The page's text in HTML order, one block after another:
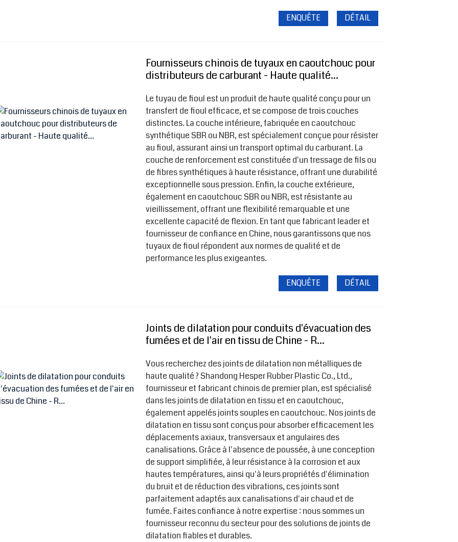
ENQUÊTE DÉTAIL
Fournisseurs chinois de tuyaux en caoutchouc pour
distributeurs de carburant - Haute qualité...
Le tuyau de fioul est un produit de haute qualité conçu pour un
transfert de fioul efficace, et se compose de trois couches
distinctes. La couche intérieure, fabriquée en caoutchouc
synthétique SBR ou NBR, est spécialement conçue pour résister
au fioul, assurant ainsi un transport optimal du carburant. La
couche de renforcement est constituée d'un tressage de fils ou
de fibres synthétiques à haute résistance, offrant une durabilité
exceptionnelle sous pression. Enfin, la couche extérieure,
également en caoutchouc SBR ou NBR, est résistante au
vieillissement, offrant une flexibilité remarquable et une
excellente capacité de flexion. En tant que fabricant leader et
fournisseur de confiance en Chine, nous garantissons que nos
tuyaux de fioul répondent aux normes de qualité et de
performance les plus exigeantes.
ENQUÊTE DÉTAIL
Joints de dilatation pour conduits d'évacuation des
fumées et de l'air en tissu de Chine - R...
Vous recherchez des joints de dilatation non métalliques de
haute qualité ? Shandong Hesper Rubber Plastic Co., Ltd.,
fournisseur et fabricant chinois de premier plan, est spécialisé
dans les joints de dilatation en tissu et en caoutchouc,
également appelés joints souples en caoutchouc. Nos joints de
dilatation en tissu sont conçus pour absorber efficacement les
déplacements axiaux, transversaux et angulaires des
canalisations. Grâce à l'absence de poussée, à une conception
de support simplifiée, à leur résistance à la corrosion et aux
hautes températures, ainsi qu'à leurs propriétés d'élimination
du bruit et de réduction des vibrations, ces joints sont
parfaitement adaptés aux canalisations d'air chaud et de
fumée. Faites confiance à notre expertise : nous sommes un
fournisseur reconnu du secteur pour des solutions de joints de
dilatation fiables et durables.